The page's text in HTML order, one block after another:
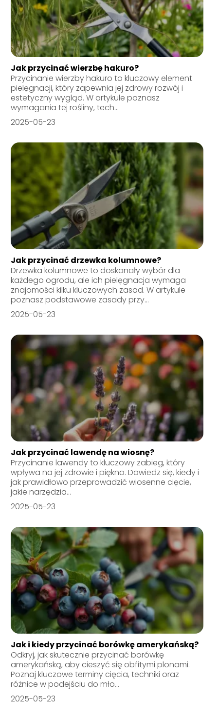
Jak przycinać wierzbę hakuro?
Przycinanie wierzby hakuro to kluczowy element
pielęgnacji, który zapewnia jej zdrowy rozwój i
estetyczny wygląd. W artykule poznasz
wymagania tej rośliny, tech...
2025-05-23
Jak przycinać drzewka kolumnowe?
Drzewka kolumnowe to doskonały wybór dla
każdego ogrodu, ale ich pielęgnacja wymaga
znajomości kilku kluczowych zasad. W artykule
poznasz podstawowe zasady przy...
2025-05-23
Jak przycinać lawendę na wiosnę?
Przycinanie lawendy to kluczowy zabieg, który
wpływa na jej zdrowie i piękno. Dowiedz się, kiedy i
jak prawidłowo przeprowadzić wiosenne cięcie,
jakie narzędzia...
2025-05-23
Jak i kiedy przycinać borówkę amerykańską?
Odkryj, jak skutecznie przycinać borówkę
amerykańską, aby cieszyć się obfitymi plonami.
Poznaj kluczowe terminy cięcia, techniki oraz
różnice w podejściu do mło...
2025-05-23